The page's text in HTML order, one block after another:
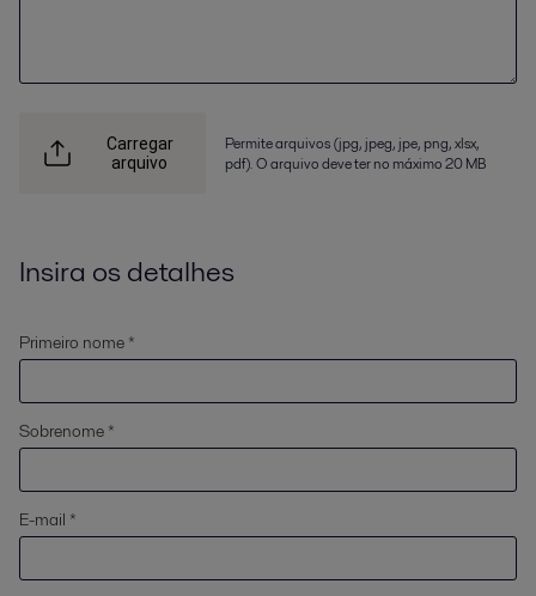
Carregar
arquivo
Permite arquivos (jpg, jpeg, jpe, png, xlsx,
pdf). O arquivo deve ter no máximo 20 MB
Insira os detalhes
Primeiro nome *
Sobrenome *
E-mail *